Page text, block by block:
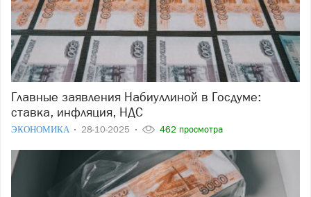
Главные заявления Набиуллиной в Госдуме:
ставка, инфляция, НДС
ЭКОНОМИКА 28-10-2025 462 просмотра